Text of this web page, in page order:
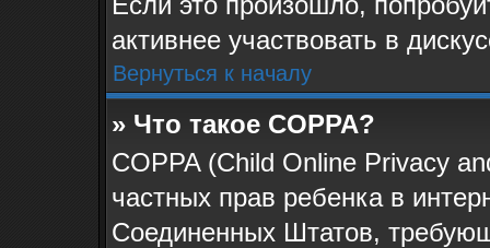
активнее участвовать в
Вернуться к началу
» Что такое COPPA?
COPPA (Child Online Privacy
частных прав ребенка в
Соединенных Штатов,